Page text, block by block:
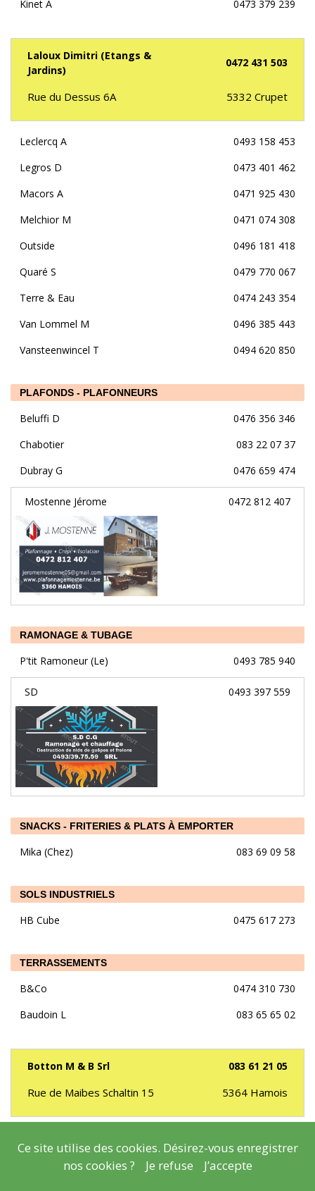
Kinet A
0473 379 239
Laloux Dimitri (Etangs &
Jardins)
0472 431 503
Rue du Dessus 6A 5332 Crupet
Leclercq A
0493 158 453
Legros D
0473 401 462
Macors A
0471 925 430
Melchior M
0471 074 308
Outside
0496 181 418
Quaré S
0479 770 067
Terre & Eau
0474 243 354
Van Lommel M
0496 385 443
Vansteenwincel T
0494 620 850
PLAFONDS - PLAFONNEURS
Beluffi D
0476 356 346
Chabotier
083 22 07 37
Dubray G
0476 659 474
Mostenne Jérome 0472 812 407
RAMONAGE & TUBAGE
P'tit Ramoneur (Le) 0493 785 940
SD 0493 397 559
SNACKS - FRITERIES & PLATS À EMPORTER
Mika (Chez) 083 69 09 58
SOLS INDUSTRIELS
HB Cube 0475 617 273
TERRASSEMENTS
B&Co
0474 310 730
Baudoin L
083 65 65 02
Botton M & B Srl 083 61 21 05
Rue de Maibes Schaltin 15 5364 Hamois
0477 649 186
Ce site utilise des cookies. Désirez-vous enregistrer
nos cookies ?
Je refuse J’accepte